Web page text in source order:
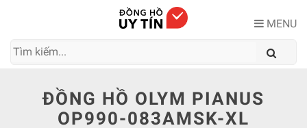
MENU
ĐỒNG HỒ OLYM PIANUS
OP990-083AMSK-XL